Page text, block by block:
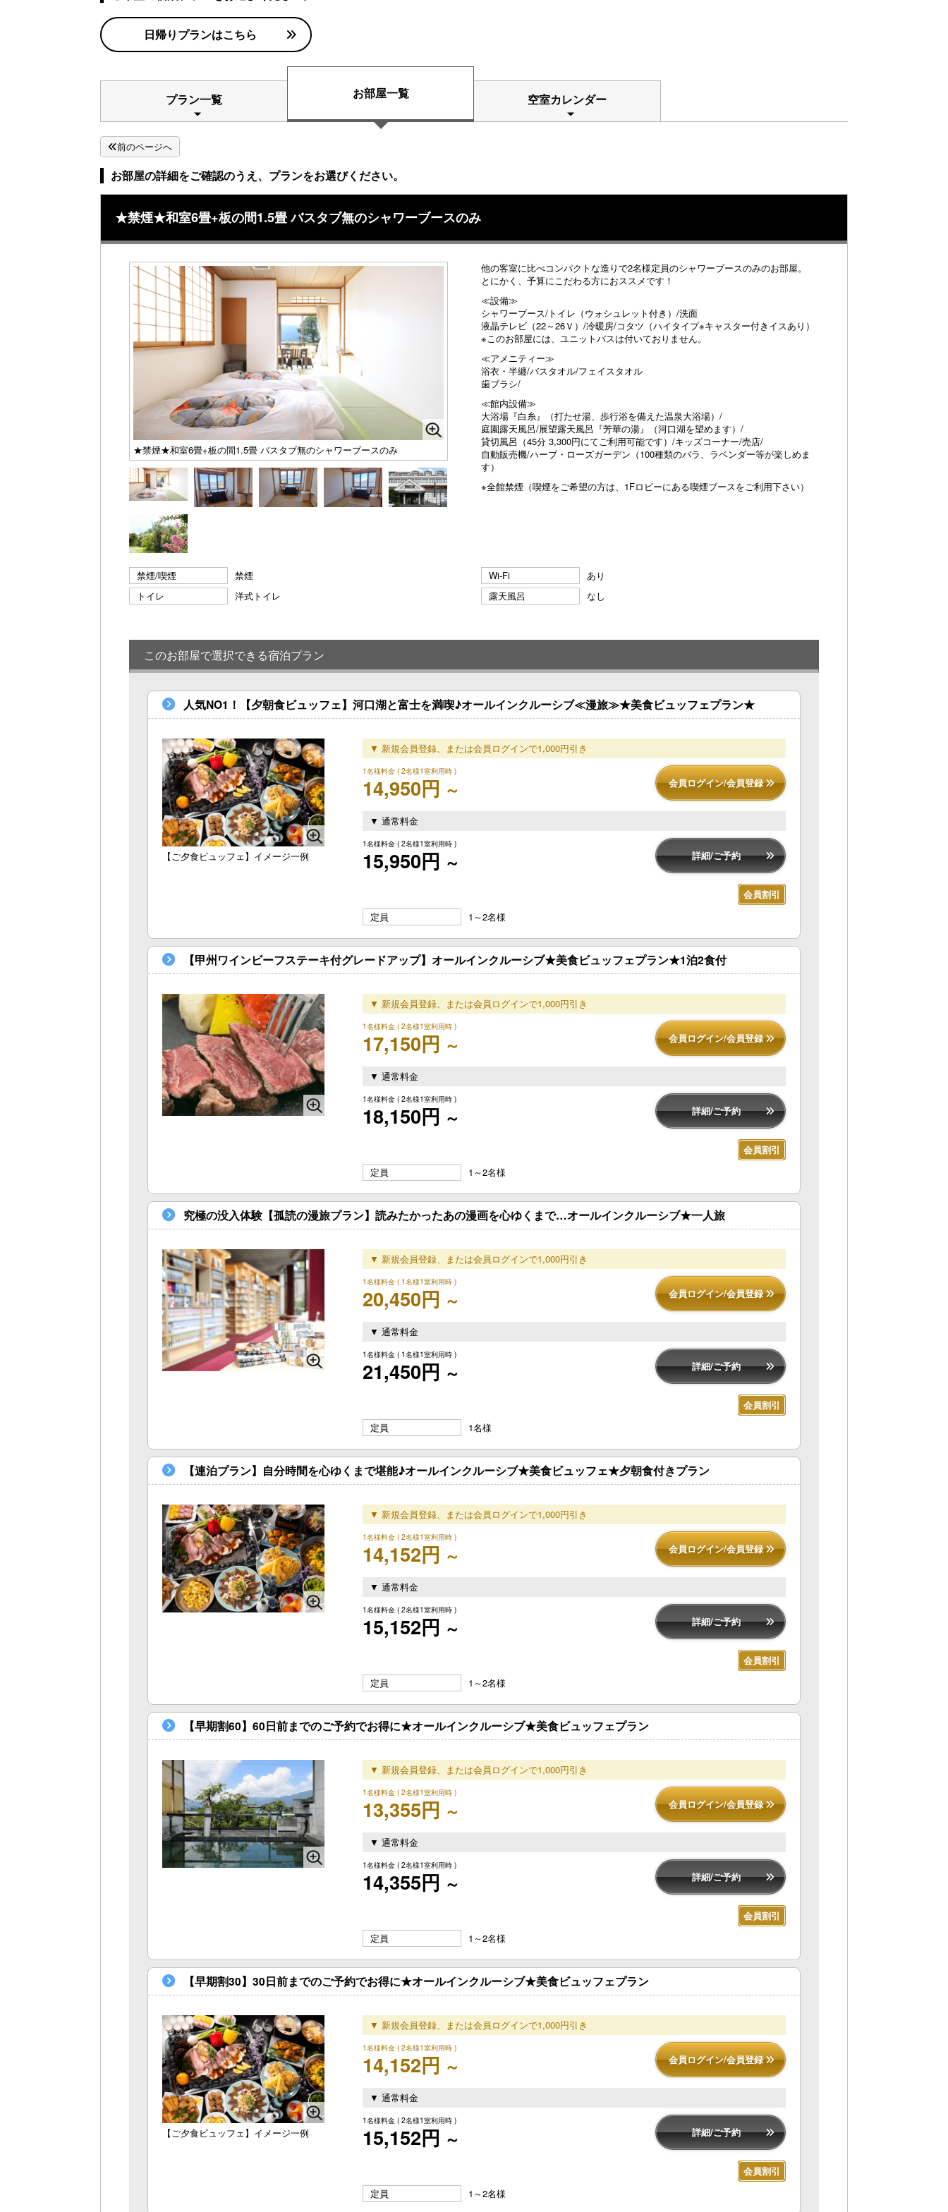
日帰りプランはこちら
プラン一覧 お部屋一覧 空室カレンダー
前のページへ
お部屋の詳細をご確認のうえ、プランをお選びください。
★禁煙★和室6畳+板の間1.5畳 バスタブ無のシャワーブースのみ
★禁煙★和室6畳+板の間1.5畳 バスタブ無のシャワーブースのみ
他の客室に比べコンパクトな造りで2名様定員のシャワーブースのみのお部屋。
とにかく、予算にこだわる方におススメです！
≪設備≫
シャワーブース/トイレ（ウォシュレット付き）/洗面
液晶テレビ（22～26Ｖ）/冷暖房/コタツ（ハイタイプ※キャスター付きイスあり）
※このお部屋には、ユニットバスは付いておりません。
≪アメニティー≫
浴衣・半纏/バスタオル/フェイスタオル
歯ブラシ/
≪館内設備≫
大浴場『白糸』（打たせ湯、歩行浴を備えた温泉大浴場）/
庭園露天風呂/展望露天風呂『芳華の湯』（河口湖を望めます）/
貸切風呂（45分 3,300円にてご利用可能です）/キッズコーナー/売店/
自動販売機/ハーブ・ローズガーデン（100種類のバラ、ラベンダー等が楽しめま
す）
※全館禁煙（喫煙をご希望の方は、1Fロビーにある喫煙ブースをご利用下さい）
禁煙/喫煙 禁煙 Wi-Fi
あり
トイレ
洋式トイレ 露天風呂 なし
このお部屋で選択できる宿泊プラン
人気NO1！【夕朝食ビュッフェ】河口湖と富士を満喫♪オールインクルーシブ≪漫旅≫★美食ビュッフェプラン★
【ご夕食ビュッフェ】イメージ一例
▼ 新規会員登録、または会員ログインで1,000円引き
1名様料金 ( 2名様1室利用時 )
14,950円 ～ 会員ログイン/会員登録
▼ 通常料金
1名様料金 ( 2名様1室利用時 )
15,950円 ～ 詳細/ご予約
会員割引
定員
1～2名様
【甲州ワインビーフステーキ付グレードアップ】オールインクルーシブ★美食ビュッフェプラン★1泊2食付
▼ 新規会員登録、または会員ログインで1,000円引き
1名様料金 ( 2名様1室利用時 )
17,150円 ～ 会員ログイン/会員登録
▼ 通常料金
1名様料金 ( 2名様1室利用時 )
18,150円 ～ 詳細/ご予約
会員割引
定員
1～2名様
究極の没入体験【孤読の漫旅プラン】読みたかったあの漫画を心ゆくまで…オールインクルーシブ★一人旅
▼ 新規会員登録、または会員ログインで1,000円引き
1名様料金 ( 1名様1室利用時 )
20,450円 ～ 会員ログイン/会員登録
▼ 通常料金
1名様料金 ( 1名様1室利用時 )
21,450円 ～ 詳細/ご予約
会員割引
定員
1名様
【連泊プラン】自分時間を心ゆくまで堪能♪オールインクルーシブ★美食ビュッフェ★夕朝食付きプラン
▼ 新規会員登録、または会員ログインで1,000円引き
1名様料金 ( 2名様1室利用時 )
14,152円 ～ 会員ログイン/会員登録
▼ 通常料金
1名様料金 ( 2名様1室利用時 )
15,152円 ～ 詳細/ご予約
会員割引
定員
1～2名様
【早期割60】60日前までのご予約でお得に★オールインクルーシブ★美食ビュッフェプラン
▼ 新規会員登録、または会員ログインで1,000円引き
1名様料金 ( 2名様1室利用時 )
13,355円 ～ 会員ログイン/会員登録
▼ 通常料金
1名様料金 ( 2名様1室利用時 )
14,355円 ～ 詳細/ご予約
会員割引
定員
1～2名様
【早期割30】30日前までのご予約でお得に★オールインクルーシブ★美食ビュッフェプラン
【ご夕食ビュッフェ】イメージ一例
▼ 新規会員登録、または会員ログインで1,000円引き
1名様料金 ( 2名様1室利用時 )
14,152円 ～ 会員ログイン/会員登録
▼ 通常料金
1名様料金 ( 2名様1室利用時 )
15,152円 ～ 詳細/ご予約
会員割引
定員
1～2名様